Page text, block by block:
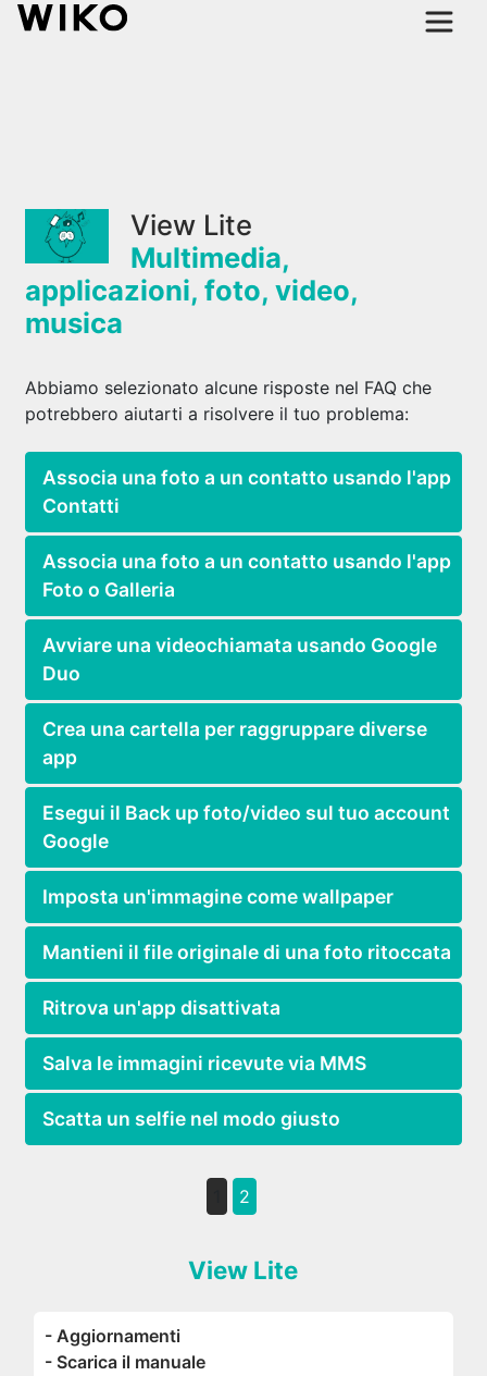
View Lite
Multimedia,
applicazioni, foto, video,
musica
Abbiamo selezionato alcune risposte nel FAQ che
potrebbero aiutarti a risolvere il tuo problema:
Associa una foto a un contatto usando l'app
Contatti
Associa una foto a un contatto usando l'app
Foto o Galleria
Avviare una videochiamata usando Google
Duo
Crea una cartella per raggruppare diverse
app
Esegui il Back up foto/video sul tuo account
Google
Imposta un'immagine come wallpaper
Mantieni il file originale di una foto ritoccata
Ritrova un'app disattivata
Salva le immagini ricevute via MMS
Scatta un selfie nel modo giusto
2
View Lite
- Aggiornamenti
- Scarica il manuale